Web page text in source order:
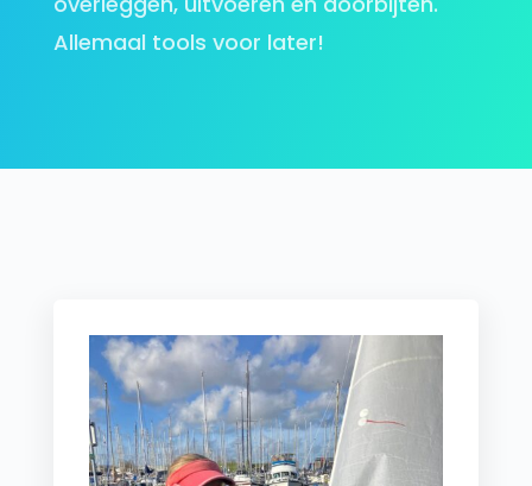
Allemaal tools voor later!